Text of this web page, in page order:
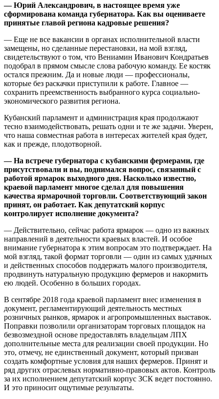
— Юрий Александрович, в настоящее время уже
сформирована команда губернатора. Как вы оцениваете
принятые главой региона кадровые решения?
— Еще не все вакансии в органах исполнительной власти
замещены, но сделанные перестановки, на мой взгляд,
свидетельствуют о том, что Вениамин Иванович Кондратьев
подобрал в прямом смысле слова рабочую команду. Ее костяк
остался прежним. Да и новые люди — профессионалы,
которые без раскачки приступили к работе. Главное —
сохранить преемственность выбранного курса социально-
экономического развития региона.
Кубанский парламент и администрация края продолжают
тесно взаимодействовать, решать одни и те же задачи. Уверен,
что наша совместная работа в интересах жителей края будет,
как и прежде, плодотворной.
— На встрече губернатора с кубанскими фермерами, где
присутствовали и вы, поднимался вопрос, связанный с
работой ярмарок выходного дня. Насколько известно,
краевой парламент многое сделал для повышения
качества ярмарочной торговли. Соответствующий закон
принят, он работает. Как депутатский корпус
контролирует исполнение документа?
— Действительно, сейчас работа ярмарок — одно из важных
направлений в деятельности краевых властей. И особое
внимание губернатора к этим вопросам это подтверждает. На
мой взгляд, такой формат торговли — один из самых удачных
и действенных способов поддержать малого производителя,
продвинуть натуральную продукцию фермеров и накормить
ею людей. Особенно в больших городах.
В сентябре 2018 года краевой парламент внес изменения в
документ, регламентирующий деятельность местных
розничных рынков, ярмарок и агропромышленных выставок.
Поправки позволили организаторам торговых площадок на
безвозмездной основе предоставлять владельцам ЛПХ
дополнительные места для реализации своей продукции. Но
это, отмечу, не единственный документ, который призван
создать комфортные условия для наших фермеров. Принят и
ряд других отраслевых нормативно-правовых актов. Контроль
за их исполнением депутатский корпус ЗСК ведет постоянно.
И это приносит ощутимые результаты.